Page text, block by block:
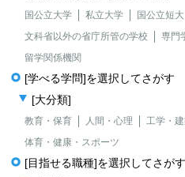
国公立大学 私立大学 国公立短大
文科省以外の省庁所管の学校
専門
留学関係機関
[学べる学問]を選択してさがす
[大分類]
教育・保育 人間・心理 工学・
体育・健康・スポーツ
[目指せる職種]を選択してさがす